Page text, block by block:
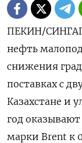
ПЕКИН/
нефть
снижения
поставках с
Казахстане и
год
марки Brent к